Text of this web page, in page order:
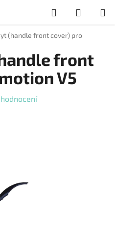
Hledat
KOŠÍK
(handle front cover) pro
front
V5